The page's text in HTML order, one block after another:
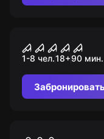
Зеркала
1-8 чел.18+90 мин.